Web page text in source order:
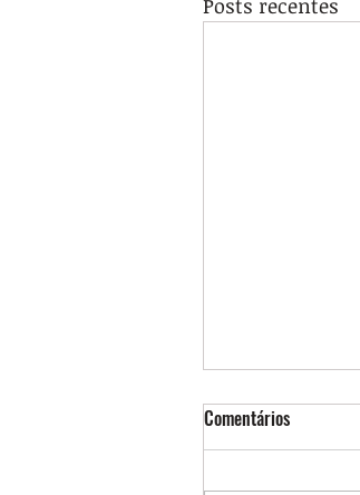
Posts recentes
Comentários